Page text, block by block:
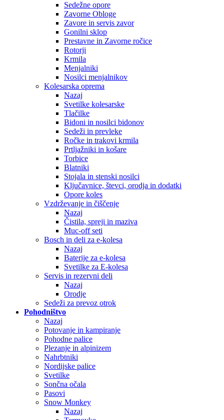
Sedežne opore
Zavorne Obloge
Zavore in servis zavor
Gonilni sklop
Prestavne in Zavorne ročice
Rotorji
Krmila
Menjalniki
Nosilci menjalnikov
Kolesarska oprema
Nazaj
Svetilke kolesarske
Tlačilke
Bidoni in nosilci bidonov
Sedeži in prevleke
Ročke in trakovi krmila
Prtljažniki in košare
Torbice
Blatniki
Stojala in stenski nosilci
Ključavnice, števci, orodja in dodatki
Opore koles
Vzdrževanje in čiščenje
Nazaj
Čistila, spreji in maziva
Muc-off seti
Bosch in deli za e-kolesa
Nazaj
Baterije za e-kolesa
Svetilke za E-kolesa
Servis in rezervni deli
Nazaj
Orodje
Sedeži za prevoz otrok
Pohodništvo
Nazaj
Potovanje in kampiranje
Pohodne palice
Plezanje in alpinizem
Nahrbtniki
Nordijske palice
Svetilke
Sončna očala
Pasovi
Snow Monkey
Nazaj